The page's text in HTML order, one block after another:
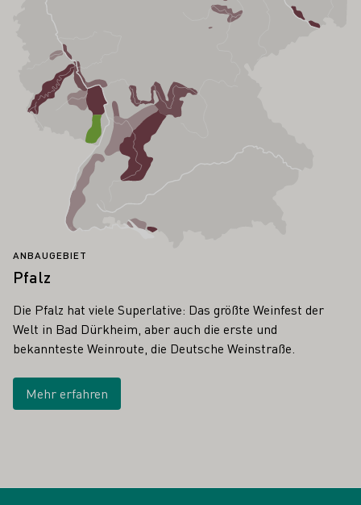
ANBAUGEBIET
Pfalz
Die Pfalz hat viele Superlative: Das größte Weinfest der
Welt in Bad Dürkheim, aber auch die erste und
bekannteste Weinroute, die Deutsche Weinstraße.
Mehr erfahren